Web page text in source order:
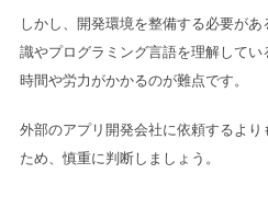
しかし、開発環境を整備する必要が
識やプログラミング言語を理解して
時間や労力がかかるのが難点です。
外部のアプリ開発会社に依頼するよ
ため、慎重に判断しましょう。